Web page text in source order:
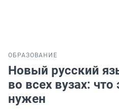
ОБРАЗОВАНИЕ
Новый русский
во всех вузах:
нужен